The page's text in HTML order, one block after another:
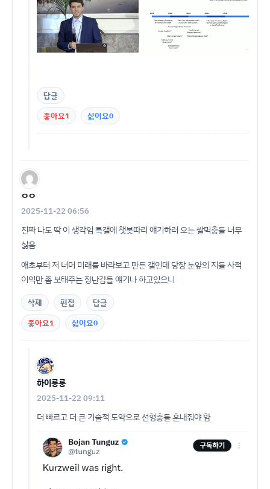
답글
좋아요1 싫어요0
ㅇㅇ
2025-11-22 06:56
진짜 나도 딱 이 생각임 특갤에 챗봇따리 얘기하러 오는 쌀먹충들 너무
싫음
애초부터 저 너머 미래를 바라보고 만든 갤인데 당장 눈앞의 지들 사적
이익만 좀 보태주는 장난감들 얘기나 하고있으니
삭제 편집
답글
좋아요1 싫어요0
하이룽룽
2025-11-22 09:11
더 빠르고 더 큰 기술적 도약으로 선형충들 혼내줘야 함